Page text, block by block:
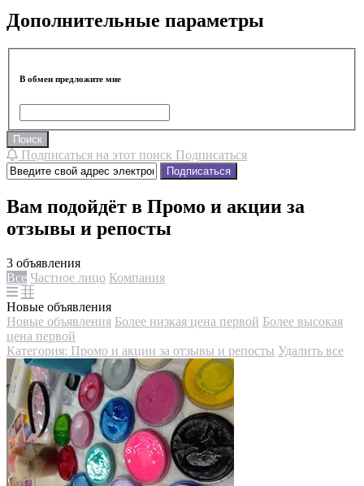
Дополнительные параметры
В обмен предложите мне
Поиск
Подписаться на этот поиск Подписаться
Подписаться
Вам подойдёт в Промо и акции за
отзывы и репосты
3 объявления
Все Частное лицо Компания
Новые объявления
Новые объявления Более низкая цена первой Более высокая
цена первой
Категория: Промо и акции за отзывы и репосты Удалить все